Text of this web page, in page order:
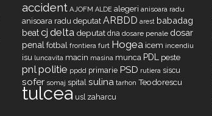
accident AJOFM ALDE alegeri anisoara radu
anisoara radu deputat ARBDD arest babadag
beatcj delta deputat dna dosare penale dosar
penal fotbal frontiera furt Hogea icem incendiu
isu luncavita macin masina munca PDL peste
pnlpolitie ppdd primarie PSD rutiera siscu
sofer somaj spital sulina tarhon Teodorescu
tulcea usl zaharcu